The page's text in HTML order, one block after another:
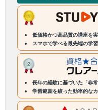
低価格かつ高品質の講座を
スマホで学べる最先端の学
長年の経験に基づいた「非常
学習範囲を絞った効率的な